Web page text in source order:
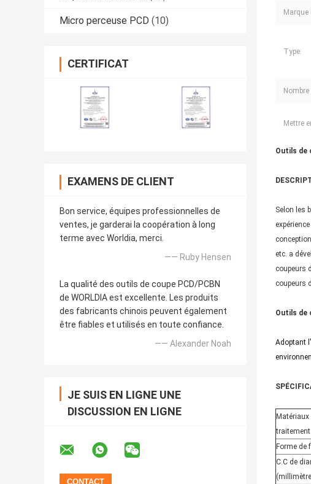
Micro perceuse PCD (10)
CERTIFICAT
EXAMENS DE CLIENT
Bon service, équipes professionnelles de
ventes, je garderai la coopération à long
terme avec Worldia, merci.
—— Ruby Hensen
La qualité des outils de coupe PCD/PCBN
de WORLDIA est excellente. Les produits
des fabricants chinois peuvent également
être fiables et utilisés en toute confiance.
—— Alexander Noah
JE SUIS EN LIGNE UNE
DISCUSSION EN LIGNE
Marque
Type:
Mettre
Outils de
Selon les
etc. a
coupeurs
coupeurs
Outils de
Adoptant
Matériaux
traitement
Forme de
C.C de